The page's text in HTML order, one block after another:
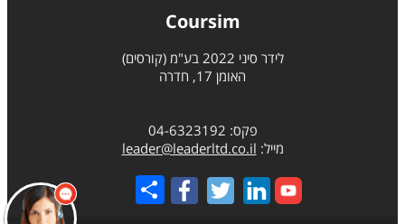
Coursim
לידר סיני 2022 בע"מ (קורסים)
האומן 17, חדרה
פקס: 04-6323192
מייל: leader@leaderltd.co.il
Share